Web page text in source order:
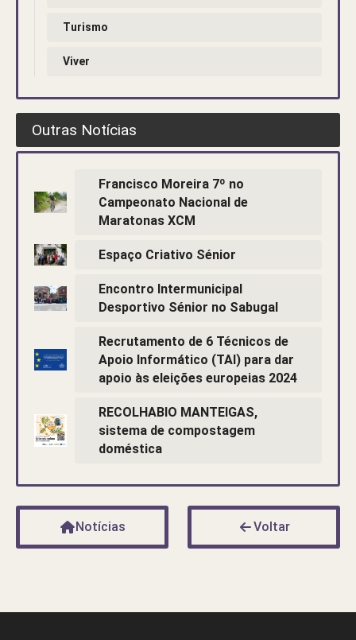
Turismo
Viver
Outras Notícias
Francisco Moreira 7º no
Campeonato Nacional de
Maratonas XCM
Espaço Criativo Sénior
Encontro Intermunicipal
Desportivo Sénior no Sabugal
Recrutamento de 6 Técnicos de
Apoio Informático (TAI) para dar
apoio às eleições europeias 2024
RECOLHABIO MANTEIGAS,
sistema de compostagem
doméstica
Notícias Voltar